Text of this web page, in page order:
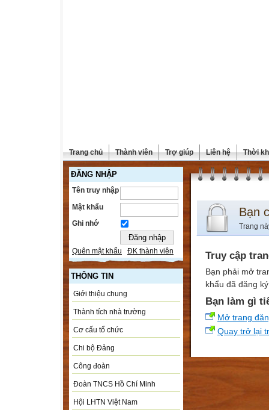
Trang chủ Thành viên Trợ giúp Liên hệ Thời
ĐĂNG NHẬP
Tên truy nhập
Mật khẩu
Ghi nhớ
Quên mật khẩu ĐK thành viên
THÔNG TIN
Giới thiệu chung
Thành tích nhà trường
Cơ cấu tổ chức
Chi bộ Đảng
Công đoàn
Đoàn TNCS Hồ Chí Minh
Hội LHTN Việt Nam
Bạn
Trang
Truy cập
Bạn phải mở
khẩu đã đăng
Bạn làm gì
Mở trang
Quay trở lại